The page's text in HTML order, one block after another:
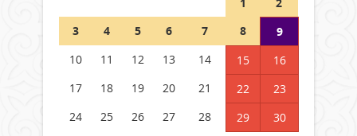
3
4 5 6 7 8
9
10
11 12 13 14 15
16
17
18 19 20 21 22
23
24
25 26 27 28 29 30